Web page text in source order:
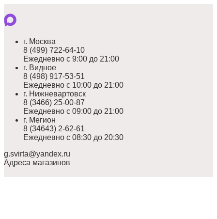
г. Москва
8 (499) 722-64-10
Ежедневно с 9:00 до 21:00
г. Видное
8 (498) 917-53-51
Ежедневно с 10:00 до 21:00
г. Нижневартовск
8 (3466) 25-00-87
Ежедневно с 09:00 до 21:00
г. Мегион
8 (34643) 2-62-61
Ежедневно с 08:30 до 20:30
g.svirta@yandex.ru
Адреса магазинов